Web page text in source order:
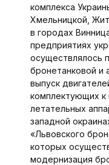
комплекса
Хмельницкой,
в городах
предприятиях
осуществлялось
бронетанковой и
выпуск
комплектующих к
летательных
западной
«Львовского
которых
модернизация